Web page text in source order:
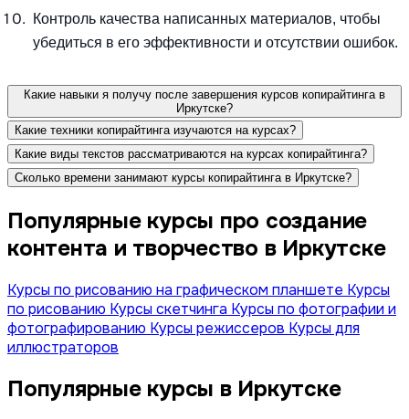
Контроль качества написанных материалов, чтобы
убедиться в его эффективности и отсутствии ошибок.
Какие навыки я получу после завершения курсов копирайтинга в
Иркутске?
Какие техники копирайтинга изучаются на курсах?
Какие виды текстов рассматриваются на курсах копирайтинга?
Сколько времени занимают курсы копирайтинга в Иркутске?
Популярные курсы про создание
контента и творчество в Иркутске
Курсы по рисованию на графическом планшете Курсы
по рисованию Курсы скетчинга Курсы по фотографии и
фотографированию Курсы режиссеров Курсы для
иллюстраторов
Популярные курсы в Иркутске